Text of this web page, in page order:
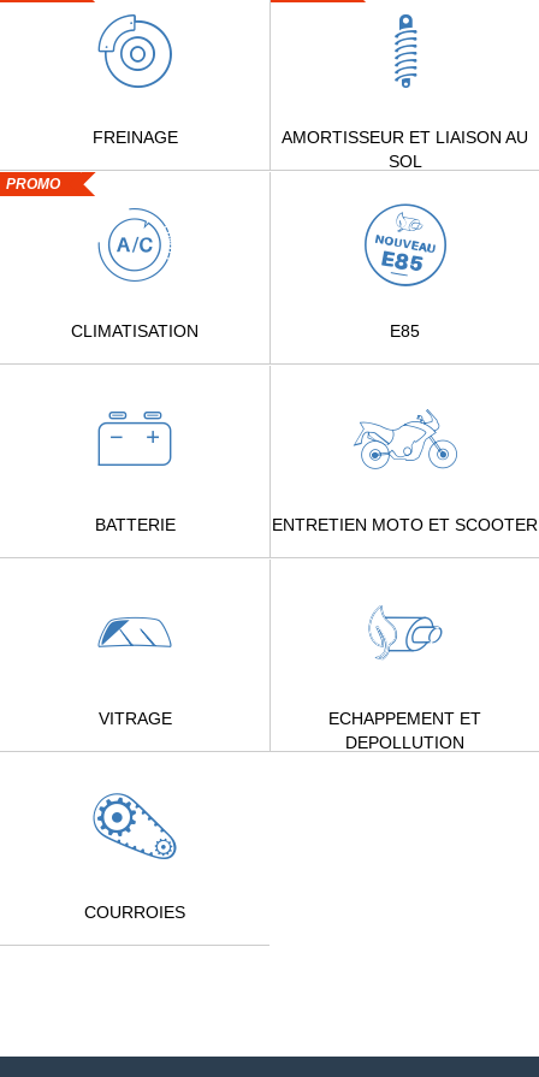
FREINAGE
AMORTISSEUR ET LIAISON AU
SOL
PROMO
CLIMATISATION E85
BATTERIE ENTRETIEN MOTO ET SCOOTER
VITRAGE
ECHAPPEMENT ET
DEPOLLUTION
COURROIES